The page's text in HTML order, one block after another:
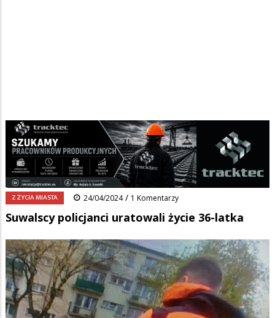
Ścieżka
nawigacyjna
Strona główna Wiadomości/Z życia miasta/
Suwalscy policjanci uratowali życie 36-latka
FacebookPinterest Tumblr
0 Reddit Share
Z ŻYCIA MIASTA 24/04/2024/ 1 Komentarzy
Suwalscy policjanci uratowali życie 36-latka